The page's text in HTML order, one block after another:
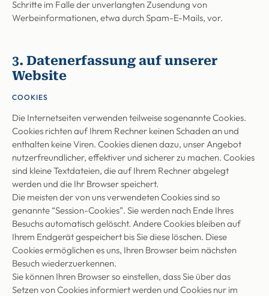
Schritte im Falle der unverlangten Zusendung von
Werbeinformationen, etwa durch Spam-E-Mails, vor.
3. Datenerfassung auf unserer
Website
COOKIES
Die Internetseiten verwenden teilweise sogenannte Cookies.
Cookies richten auf Ihrem Rechner keinen Schaden an und
enthalten keine Viren. Cookies dienen dazu, unser Angebot
nutzerfreundlicher, effektiver und sicherer zu machen. Cookies
sind kleine Textdateien, die auf Ihrem Rechner abgelegt
werden und die Ihr Browser speichert.
Die meisten der von uns verwendeten Cookies sind so
genannte “Session-Cookies”. Sie werden nach Ende Ihres
Besuchs automatisch gelöscht. Andere Cookies bleiben auf
Ihrem Endgerät gespeichert bis Sie diese löschen. Diese
Cookies ermöglichen es uns, Ihren Browser beim nächsten
Besuch wiederzuerkennen.
Sie können Ihren Browser so einstellen, dass Sie über das
Setzen von Cookies informiert werden und Cookies nur im